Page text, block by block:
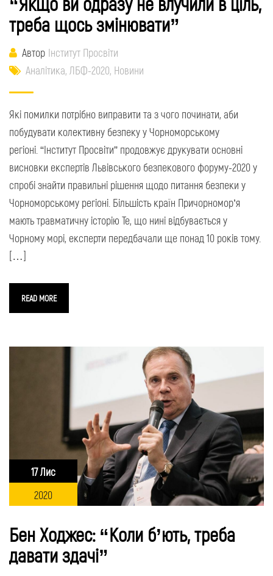
треба щось змінювати”
Автор Інститут Просвіти
Аналітика, ЛБФ-2020, Новини
Які помилки потрібно виправити та з чого починати, аби
побудувати колективну безпеку у Чорноморському
регіоні. “Інститут Просвіти” продовжує друкувати основні
висновки експертів Львівського безпекового форуму-2020 у
спробі знайти правильні рішення щодо питання безпеки у
Чорноморському регіоні. Більшість країн Причорномор’я
мають травматичну історію Те, що нині відбувається у
Чорному морі, експерти передбачали ще понад 10 років тому.
[…]
READ MORE
17 Лис
2020
Бен Ходжес: “Коли б’ють, треба
давати здачі”